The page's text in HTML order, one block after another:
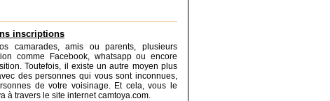
inscriptions
camarades, amis ou parents, plusieurs
comme Facebook, whatsapp ou encore
Toutefois, il existe un autre moyen plus
des personnes qui vous sont inconnues,
de votre voisinage. Et cela, vous le
à travers le site internet camtoya.com.